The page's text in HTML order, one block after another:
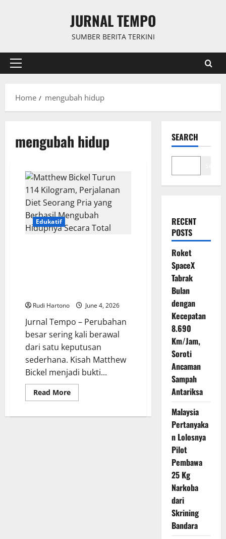
JURNAL TEMPO
SUMBER BERITA TERKINI
Primary
Home
mengubah hidup
mengubah hidup
Edukatif
Rudi Hartono June 4, 2026
Jurnal Tempo – Perubahan
besar sering kali berawal
dari satu keputusan
sederhana. Kisah Matthew
Bickel menjadi bukti...
Read MoreRead
more
Bickel
SEARCH
RECENT
POSTS
Roket
SpaceX
Tabrak
Bulan
dengan
Kecepatan
8.690
Km/Jam,
Soroti
Ancaman
Sampah
Antariksa
Malaysia
Pertanyaka
n Lolosnya
Pilot
Pembawa
25 Kg
Narkoba
dari
Skrining
Bandara